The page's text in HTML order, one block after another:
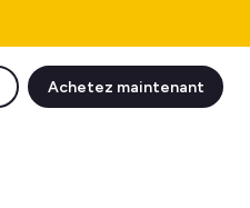
Achetez maintenant